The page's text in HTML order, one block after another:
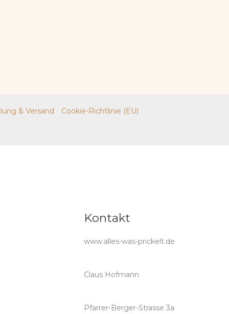
& Versand Cookie-Richtlinie (EU)
Kontakt
www.alles-was-prickelt.de
Claus Hofmann
Pfarrer-Berger-Strasse 3a